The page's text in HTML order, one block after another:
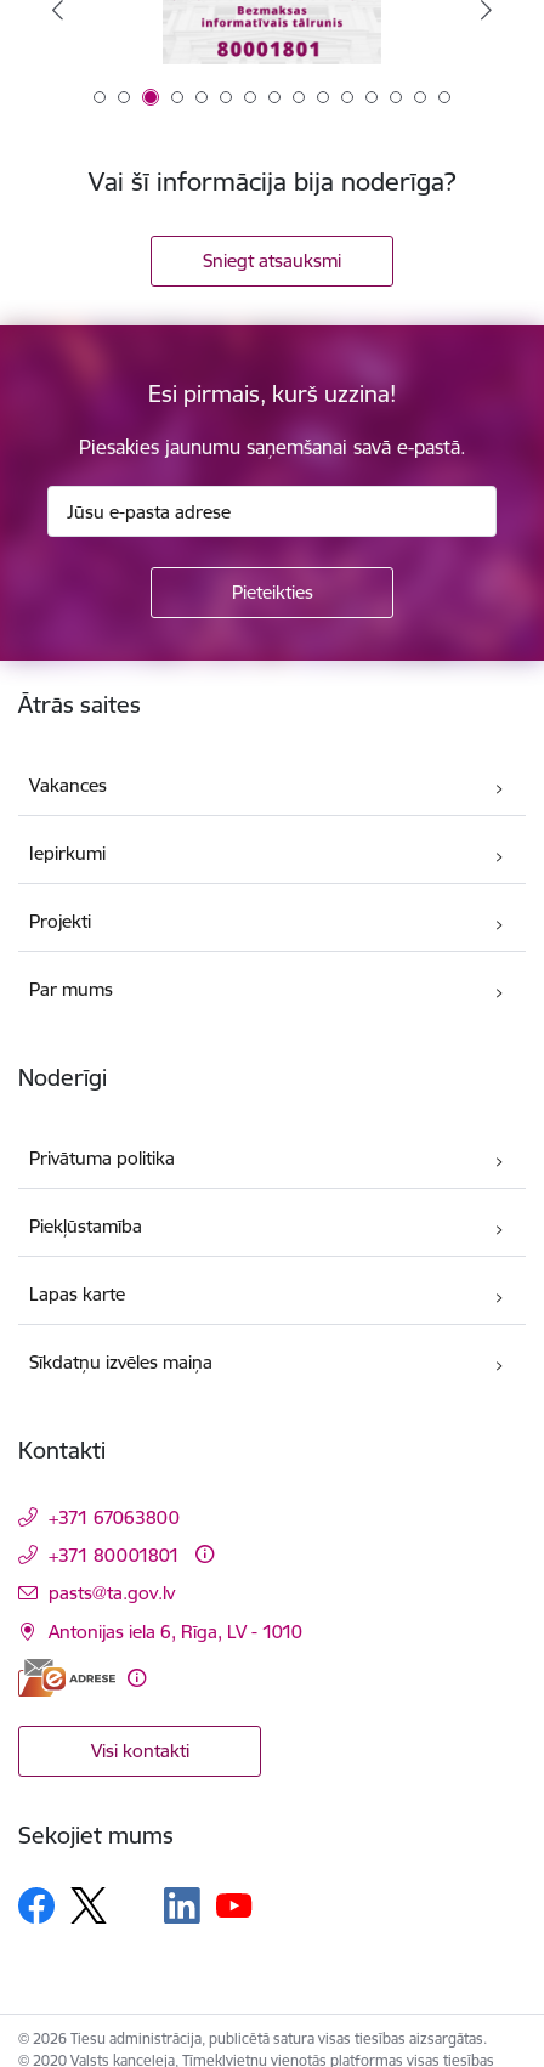
Vai šī informācija bija noderīga?
Sniegt atsauksmi
Esi pirmais, kurš uzzina!
Piesakies jaunumu saņemšanai savā e-pastā.
Kājene
Ātrās saites
Vakances
Iepirkumi
Projekti
Par mums
Noderīgi
Privātuma politika
Piekļūstamība
Lapas karte
Sīkdatņu izvēles maiņa
Kontakti
+371 67063800
+371 80001801
E-pasts:
pasts@ta.gov.lv
Antonijas iela 6, Rīga, LV - 1010
Visi kontakti
Sekojiet mums
© 2026 Tiesu administrācija, publicētā satura visas tiesības aizsargātas.
© 2020 Valsts kanceleja, Tīmekļvietņu vienotās platformas visas tiesības